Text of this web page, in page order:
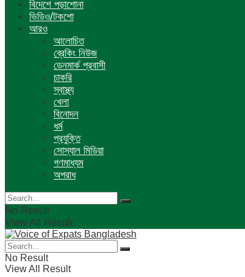
বিদেশে পড়াশোনা
ভিডিও/টকশো
আরও
আলোচিত
ব্রেকিং নিউজ
ডেনমার্ক প্রবাসী
চাকরি
স্বাস্থ্য
খেলা
বিনোদন
ধর্ম
প্রযুক্তি
সোস্যাল মিডিয়া
গণমাধ্যম
অপরাধ
No Result
View All Result
No Result
View All Result